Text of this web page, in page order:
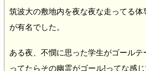
筑波大の敷地内を夜な夜な走ってる体
が有名でした。
ある夜、不憫に思った学生がゴールテ
ってたらその幽霊がゴール!ってな感